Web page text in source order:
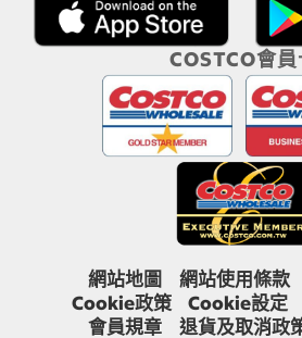
COSTCO會員
網站地圖 網站使用條款
Cookie政策
Cookie設定
會員規章
退貨及取消政